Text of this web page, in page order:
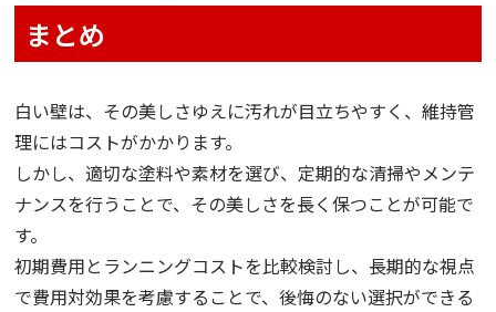
まとめ
白い壁は、その美しさゆえに汚れが目立ちやすく、維持管
理にはコストがかかります。
しかし、適切な塗料や素材を選び、定期的な清掃やメンテ
ナンスを行うことで、その美しさを長く保つことが可能で
す。
初期費用とランニングコストを比較検討し、長期的な視点
で費用対効果を考慮することで、後悔のない選択ができる